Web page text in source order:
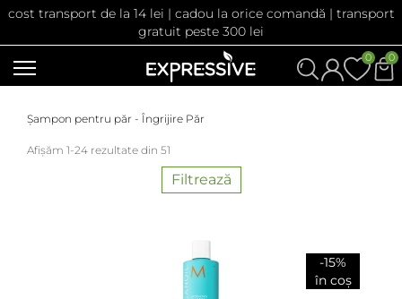
cost transport de la 14 lei | cadou la orice comandă | transport
gratuit peste 300 lei
0
0
Șampon pentru păr - Îngrijire Păr
Afișăm 1-24 rezultate din 51
Filtrează
-15%
în coș